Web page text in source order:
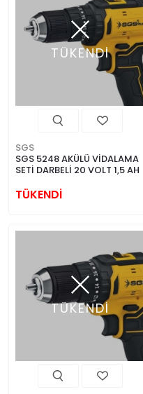
TÜKENDİ
SGS
SGS 5248 AKÜLÜ VİDALAMA
SETİ DARBELİ 20 VOLT 1,5 AH
TÜKENDİ
TÜKENDİ